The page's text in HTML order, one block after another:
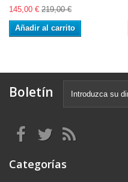
145,00 € 219,00 €
Añadir al carrito
Boletín
Categorías